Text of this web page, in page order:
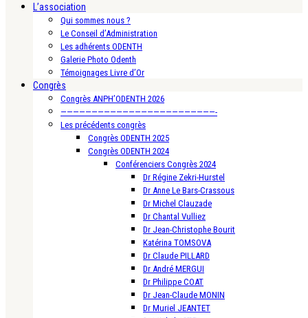
L’association
Qui sommes nous ?
Le Conseil d’Administration
Les adhérents ODENTH
Galerie Photo Odenth
Témoignages Livre d’Or
Congrès
Congrès ANPH’ODENTH 2026
—————————————————————————-
Les précédents congrès
Congrès ODENTH 2025
Congrès ODENTH 2024
Conférenciers Congrès 2024
Dr Régine Zekri-Hurstel
Dr Anne Le Bars-Crassous
Dr Michel Clauzade
Dr Chantal Vulliez
Dr Jean-Christophe Bourit
Katérina TOMSOVA
Dr Claude PILLARD
Dr André MERGUI
Dr Philippe COAT
Dr Jean-Claude MONIN
Dr Muriel JEANTET